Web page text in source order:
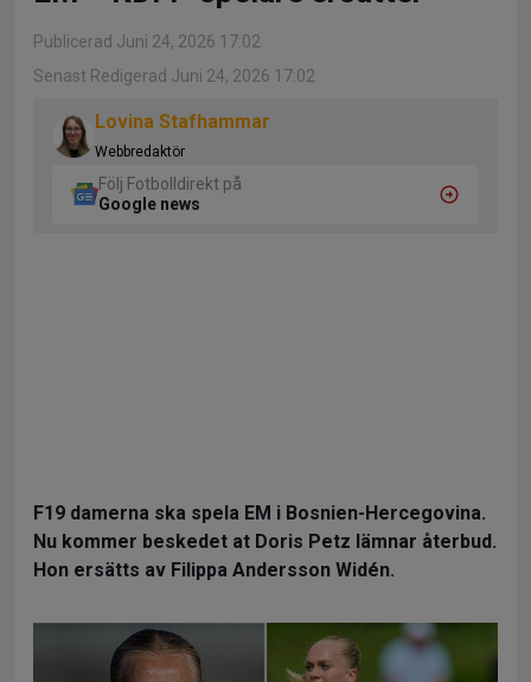
Publicerad Juni 24, 2026 17:02
Senast Redigerad Juni 24, 2026 17:02
Lovina Stafhammar
Webbredaktör
Följ Fotbolldirekt på
Google news
F19 damerna ska spela EM i Bosnien-Hercegovina.
Nu kommer beskedet at Doris Petz lämnar återbud.
Hon ersätts av Filippa Andersson Widén.